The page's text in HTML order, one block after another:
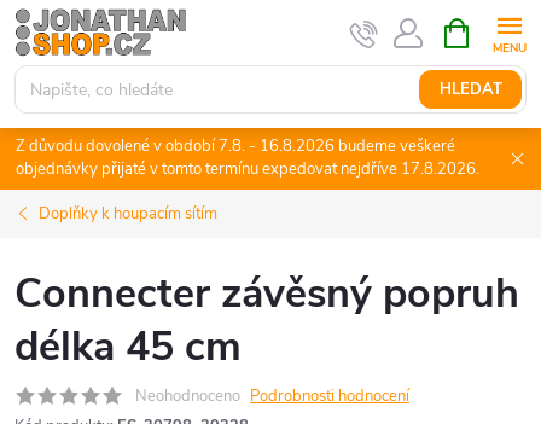
Přejít
na
obsah
HLEDAT
NÁKUPNÍ
KOŠÍK
Z důvodu dovolené v období 7.8. - 16.8.2026 budeme veškeré
objednávky přijaté v tomto termínu expedovat nejdříve 17.8.2026.
Doplňky k houpacím sítím
Connecter závěsný popruh
délka 45 cm
Neohodnoceno Podrobnosti hodnocení